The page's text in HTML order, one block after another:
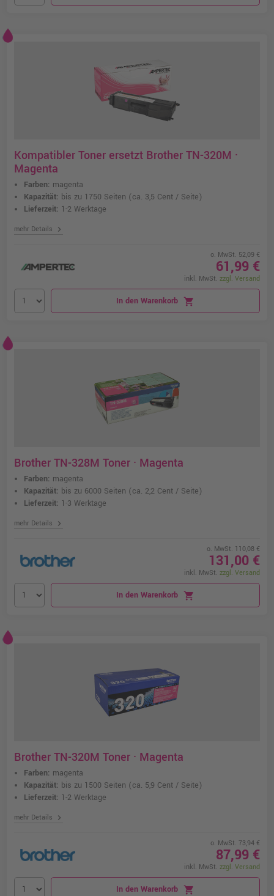
Kompatibler Toner ersetzt Brother TN-320M ·
Magenta
Farben: magenta
Kapazität: bis zu 1750 Seiten (ca. 3,5 Cent / Seite)
Lieferzeit: 1-2 Werktage
mehr Details chevron_right
o. MwSt. 52,09 €
61,99 €
inkl. MwSt. zzgl. Versand
In den Warenkorb shopping_cart
Brother TN-328M Toner · Magenta
Farben: magenta
Kapazität: bis zu 6000 Seiten (ca. 2,2 Cent / Seite)
Lieferzeit: 1-3 Werktage
mehr Details chevron_right
o. MwSt. 110,08 €
131,00 €
inkl. MwSt. zzgl. Versand
In den Warenkorb shopping_cart
Brother TN-320M Toner · Magenta
Farben: magenta
Kapazität: bis zu 1500 Seiten (ca. 5,9 Cent / Seite)
Lieferzeit: 1-2 Werktage
mehr Details chevron_right
o. MwSt. 73,94 €
87,99 €
inkl. MwSt. zzgl. Versand
In den Warenkorb shopping_cart